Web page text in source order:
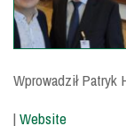
Wprowadził Patryk
| Website